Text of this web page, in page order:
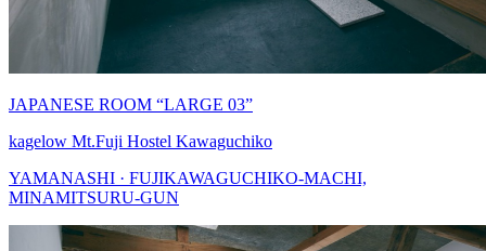
JAPANESE ROOM “LARGE 03”
kagelow Mt.Fuji Hostel Kawaguchiko
YAMANASHI · FUJIKAWAGUCHIKO-MACHI,
MINAMITSURU-GUN